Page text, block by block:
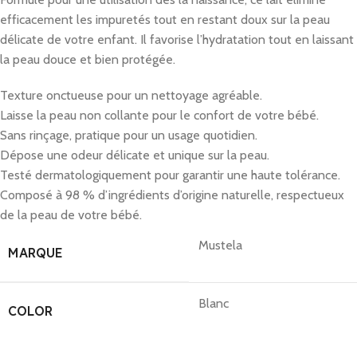
efficacement les impuretés tout en restant doux sur la peau
délicate de votre enfant. Il favorise l’hydratation tout en laissant
la peau douce et bien protégée.
Texture onctueuse pour un nettoyage agréable.
Laisse la peau non collante pour le confort de votre bébé.
Sans rinçage, pratique pour un usage quotidien.
Dépose une odeur délicate et unique sur la peau.
Testé dermatologiquement pour garantir une haute tolérance.
Composé à 98 % d’ingrédients d’origine naturelle, respectueux
de la peau de votre bébé.
MARQUE Mustela
COLOR Blanc